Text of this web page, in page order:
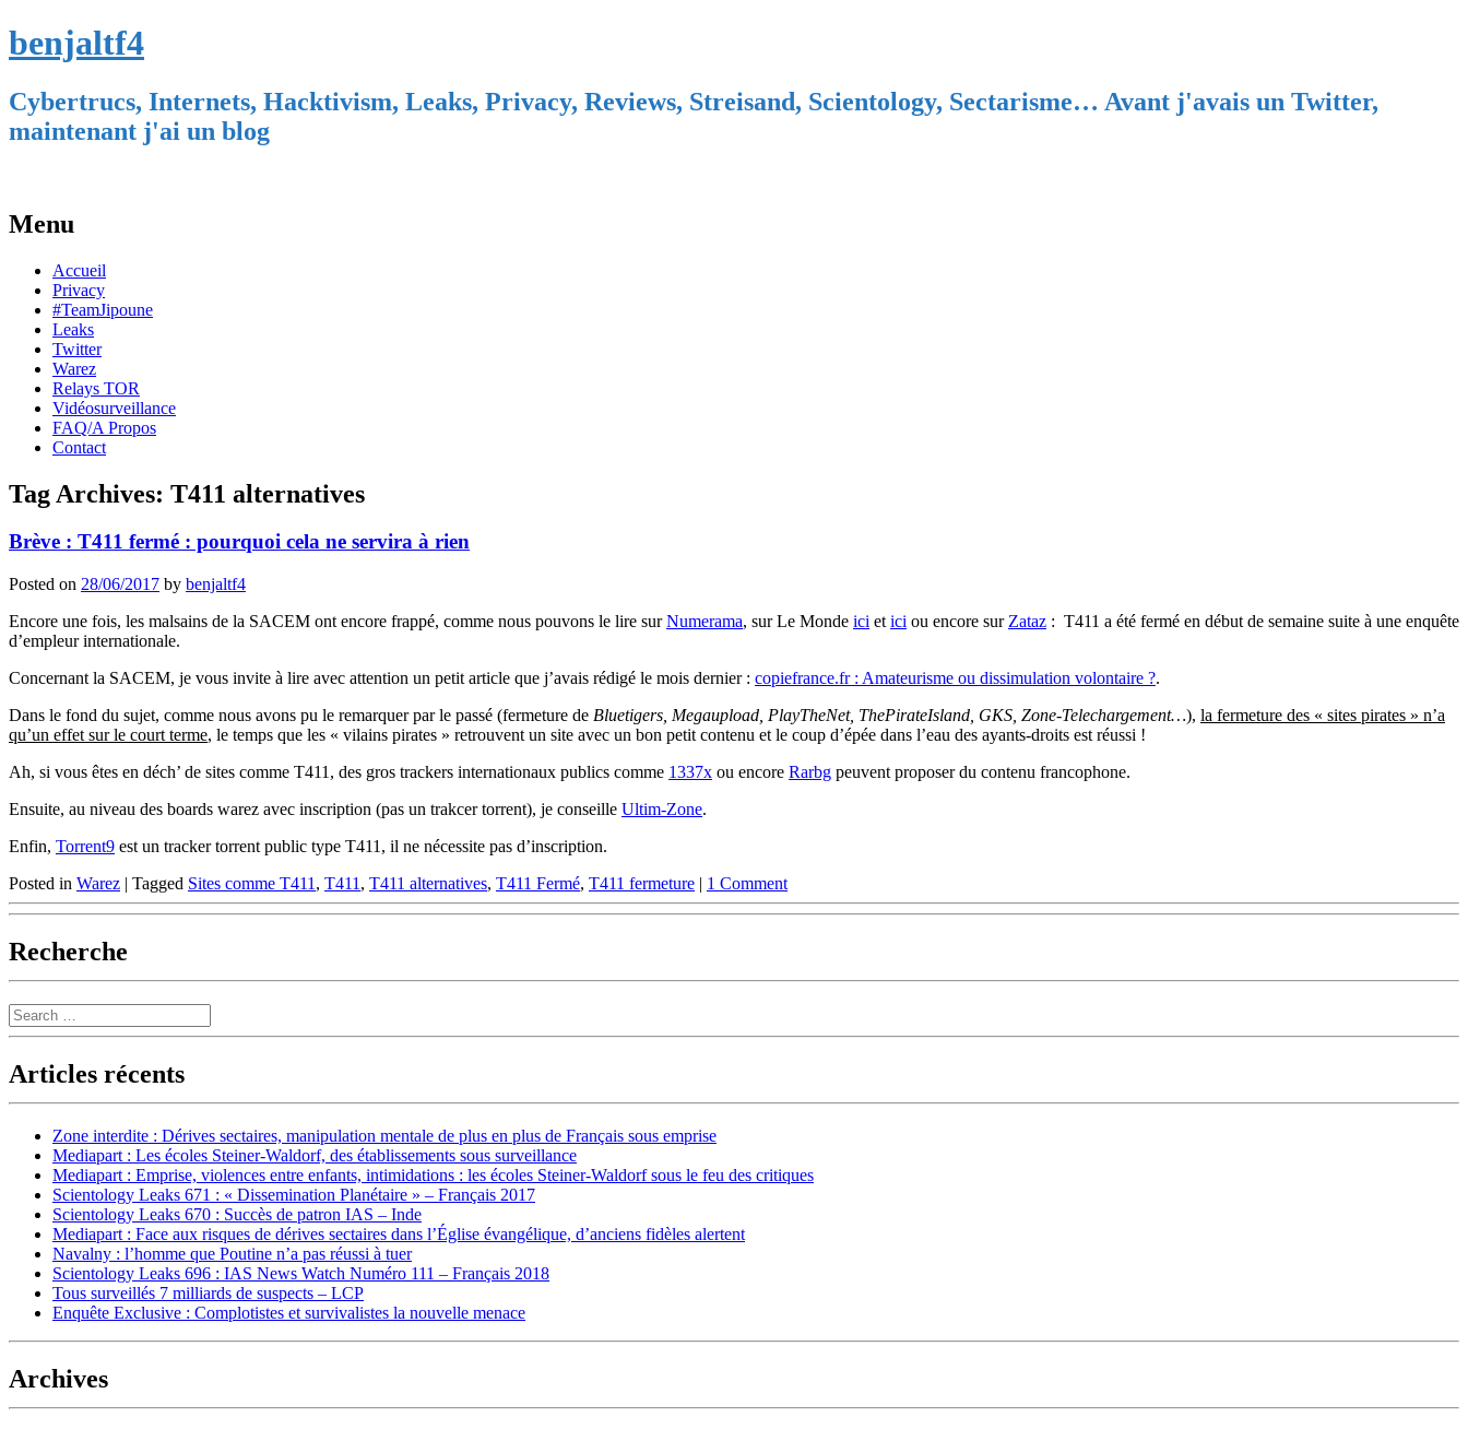
benjaltf4
Cybertrucs, Internets, Hacktivism, Leaks, Privacy, Reviews, Streisand, Scientology, Sectarisme… Avant j'avais un Twitter,
maintenant j'ai un blog
Menu
Skip
content
Accueil
Privacy
#TeamJipoune
Leaks
Twitter
Warez
Relays TOR
Vidéosurveillance
FAQ/A Propos
Contact
Tag Archives: T411 alternatives
Brève : T411 fermé : pourquoi cela ne servira à rien
Posted on 28/06/2017 by benjaltf4
Encore une fois, les malsains de la SACEM ont encore frappé, comme nous pouvons le lire surNumerama, sur Le Monde ici et ici ou encore sur Zataz : T411 a été fermé en début de semaine suite à une enquête
d’empleur internationale.
Concernant la SACEM, je vous invite à lire avec attention un petit article que j’avais rédigé le mois dernier : copiefrance.fr : Amateurisme ou dissimulation volontaire ?.
Dans le fond du sujet, comme nous avons pu le remarquer par le passé (fermeture de Bluetigers, Megaupload, PlayTheNet, ThePirateIsland, GKS, Zone-Telechargement…), la fermeture des « sites pirates » n’a
qu’un effet sur le court terme, le temps que les « vilains pirates » retrouvent un site avec un bon petit contenu et le coup d’épée dans l’eau des ayants-droits est réussi !
Ah, si vous êtes en déch’ de sites comme T411, des gros trackers internationaux publics comme 1337x ou encore Rarbg peuvent proposer du contenu francophone.
Ensuite, au niveau des boards warez avec inscription (pas un trakcer torrent), je conseille Ultim-Zone.
Enfin, Torrent9 est un tracker torrent public type T411, il ne nécessite pas d’inscription.
Posted in Warez | Tagged Sites comme T411 , T411 , T411 alternatives, T411 Fermé, T411 fermeture | 1 Comment
Recherche
Search
Articles récents
Zone interdite : Dérives sectaires, manipulation mentale de plus en plus de Français sous emprise
Mediapart : Les écoles Steiner-Waldorf, des établissements sous surveillance
Mediapart : Emprise, violences entre enfants, intimidations : les écoles Steiner-Waldorf sous le feu des critiques
Scientology Leaks 671 : « Dissemination Planétaire » – Français 2017
Scientology Leaks 670 : Succès de patron IAS – Inde
Mediapart : Face aux risques de dérives sectaires dans l’Église évangélique, d’anciens fidèles alertent
Navalny : l’homme que Poutine n’a pas réussi à tuer
Scientology Leaks 696 : IAS News Watch Numéro 111 – Français 2018
Tous surveillés 7 milliards de suspects – LCP
Enquête Exclusive : Complotistes et survivalistes la nouvelle menace
Archives